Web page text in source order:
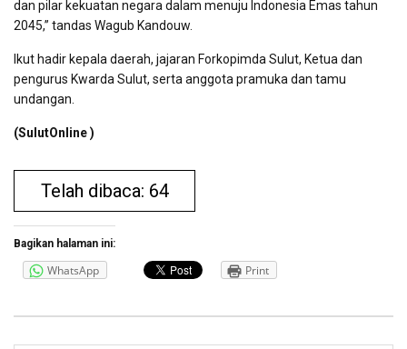
dan pilar kekuatan negara dalam menuju Indonesia Emas tahun
2045,” tandas Wagub Kandouw.
Ikut hadir kepala daerah, jajaran Forkopimda Sulut, Ketua dan
pengurus Kwarda Sulut, serta anggota pramuka dan tamu
undangan.
(SulutOnline )
Telah dibaca: 64
Bagikan halaman ini:
WhatsApp Print